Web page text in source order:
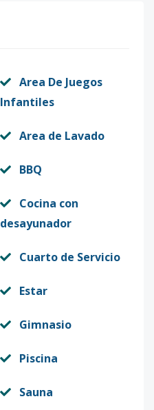
Area De Juegos
Infantiles
Area de Lavado
BBQ
Cocina con
desayunador
Cuarto de Servicio
Estar
Gimnasio
Piscina
Sauna